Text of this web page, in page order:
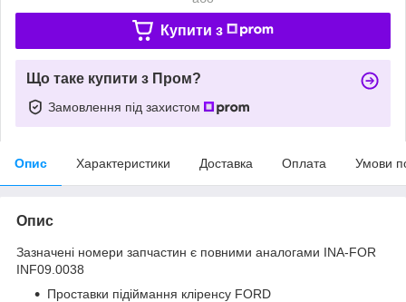
Купити з
Що таке купити з Пром?
Замовлення під захистом
Опис Характеристики Доставка Оплата Умови
Опис
Зазначені номери запчастин є повними аналогами INA-FOR
INF09.0038
Проставки підіймання кліренсу FORD